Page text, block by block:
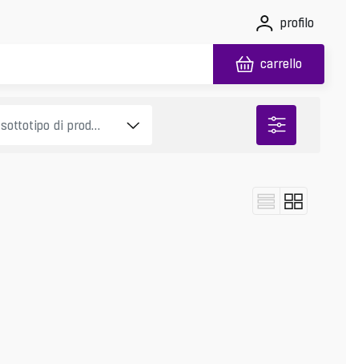
profilo
carrello